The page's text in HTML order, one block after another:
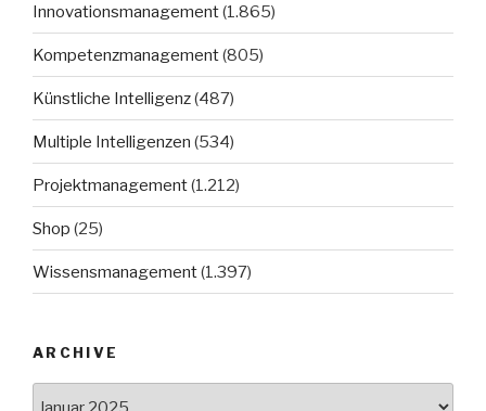
Innovationsmanagement(1.865)
Kompetenzmanagement(805)
Künstliche Intelligenz(487)
Multiple Intelligenzen (534)
Projektmanagement(1.212)
Shop (25)
Wissensmanagement(1.397)
ARCHIVE